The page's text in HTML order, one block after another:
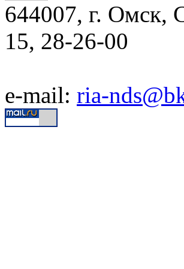
644007, г. Омск,
15, 28-26-00
e-mail: ria-